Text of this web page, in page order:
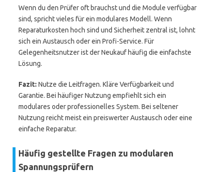
Wenn du den Prüfer oft brauchst und die Module verfügbar
sind, spricht vieles für ein modulares Modell. Wenn
Reparaturkosten hoch sind und Sicherheit zentral ist, lohnt
sich ein Austausch oder ein Profi-Service. Für
Gelegenheitsnutzer ist der Neukauf häufig die einfachste
Lösung.
Fazit: Nutze die Leitfragen. Kläre Verfügbarkeit und
Garantie. Bei häufiger Nutzung empfiehlt sich ein
modulares oder professionelles System. Bei seltener
Nutzung reicht meist ein preiswerter Austausch oder eine
einfache Reparatur.
Häufig gestellte Fragen zu modularen
Spannungsprüfern